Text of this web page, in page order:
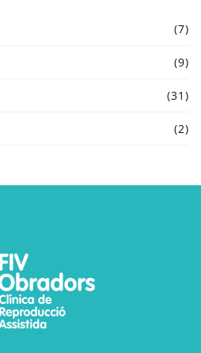
(7)
(9)
(31)
(2)